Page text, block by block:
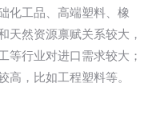
化工品、高端塑料、橡
天然资源禀赋关系较大，
等行业对进口需求较大；
高，比如工程塑料等。